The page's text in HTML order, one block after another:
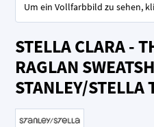
STELLA CLARA -
RAGLAN
STANLEY/STELLA
Um ein Vollfarbbild zu sehen,
Anfang
der
Bildgalerie
springen